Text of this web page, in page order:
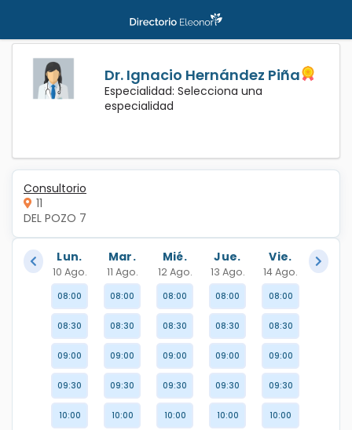
Dr. Ignacio Hernández Piña
Especialidad: Selecciona una
especialidad
Consultorio
11
DEL POZO 7
Lun.
10 Ago.
Mar.
11 Ago.
Mié.
12 Ago.
Jue.
13 Ago.
Vie.
14 Ago.
08:00
08:30
09:00
09:30
10:00
08:00
08:30
09:00
09:30
10:00
08:00
08:30
09:00
09:30
10:00
08:00
08:30
09:00
09:30
10:00
08:00
08:30
09:00
09:30
10:00